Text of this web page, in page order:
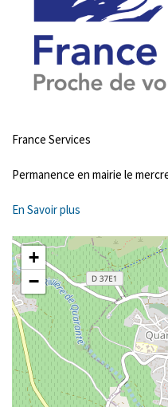
France Services
Permanence en mairie le
En Savoir plus
+
−